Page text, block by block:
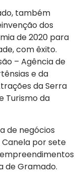
também
dos
de 2020 para
com êxito.
– Agência de
e da
da Serra
Turismo da
de negócios
por sete
de Gramado.